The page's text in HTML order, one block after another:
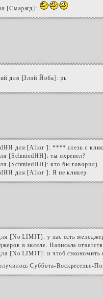
[Смарагд]:
для [Злой Йоба]: рь
для [Alior ]: **** слезь с
[SchmiedHH]: ты охренел?
[SchmiedHH]: кто бы говорил)
для [Alior ]: Я не кликер
[No LIMIT]: у нас есть
в экселе. Написала
[No LIMIT]: и чтоб сэкономить
Суббота-Воскресенье-